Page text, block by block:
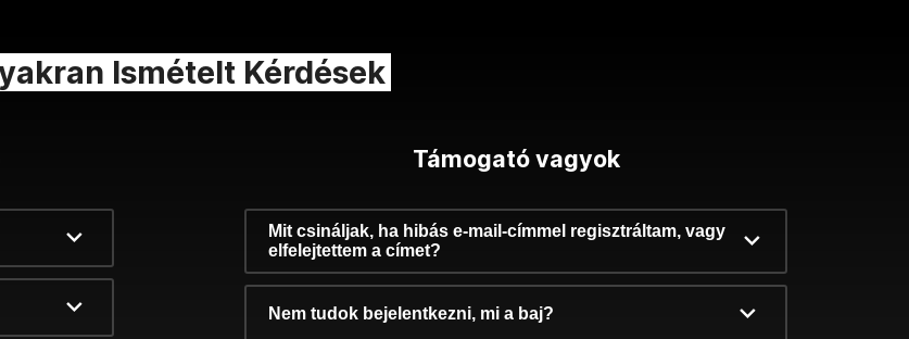
Ismételt Kérdések
Támogató vagyok
Mit csináljak, ha hibás e-mail-címmel regisztráltam, vagy
elfelejtettem a címet?
Nem tudok bejelentkezni, mi a baj?